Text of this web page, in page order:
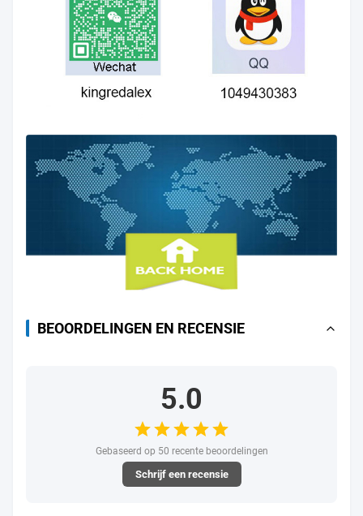
BEOORDELINGEN EN RECENSIE
5.0
Gebaseerd op 50 recente beoordelingen
Schrijf een recensie